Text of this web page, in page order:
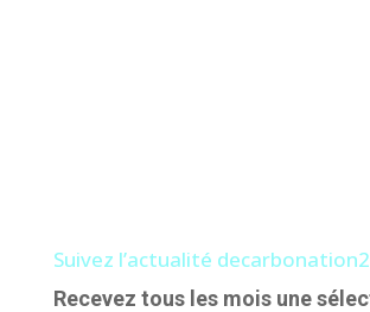
Suivez l’actualité
Recevez tous les mois une